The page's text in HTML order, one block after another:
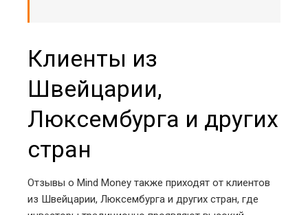
Клиенты из
Швейцарии,
Люксембурга и других
стран
Отзывы о Mind Money также приходят от клиентов
из Швейцарии, Люксембурга и других стран, где